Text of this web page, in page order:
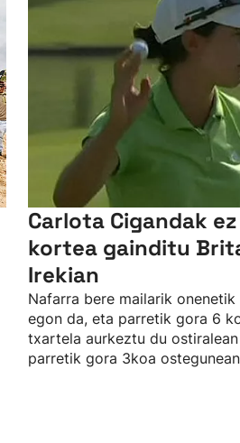
Carlota Cigandak
kortea gainditu
Irekian
Nafarra bere mailarik onenetik
egon da, eta parretik gora 6
txartela aurkeztu du
parretik gora 3koa